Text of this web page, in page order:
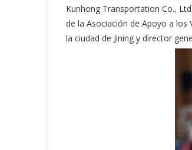
Kunhong Transportation Co.,
de la Asociación de Apoyo a los
la ciudad de Jining y director